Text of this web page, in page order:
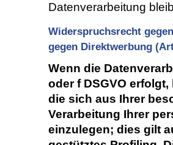
Datenverarbeitung
Widerspruchsrecht
gegen Direktwerbung
Wenn die
oder f DSGVO
die sich aus Ihrer
Verarbeitung Ihrer
einzulegen; dies gilt